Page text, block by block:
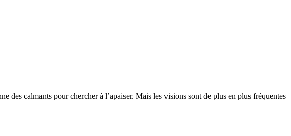
des calmants pour chercher à l’apaiser. Mais les visions sont de plus en plus fréquentes